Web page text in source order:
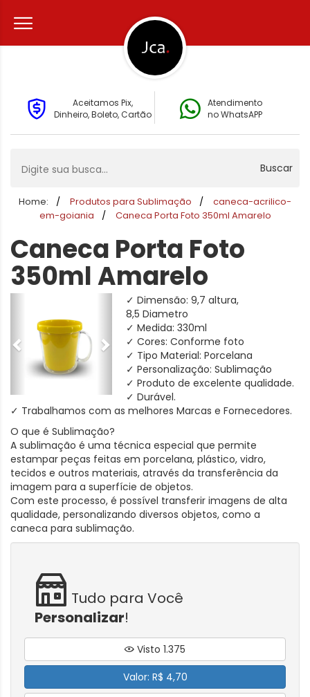
Aceitamos Pix,
Dinheiro, Boleto, Cartão
Atendimento
no WhatsAPP
Buscar
Home: Produtos para Sublimação
caneca-acrilico-
em-goiania
Caneca Porta Foto 350ml Amarelo
Caneca Porta Foto
350ml Amarelo
✓ Dimensão: 9,7 altura,
8,5 Diametro
✓ Medida: 330ml
✓ Cores: Conforme foto
✓ Tipo Material: Porcelana
✓ Personalização: Sublimação
✓ Produto de excelente qualidade.
✓ Durável.
✓ Trabalhamos com as melhores Marcas e Fornecedores.
O que é Sublimação?
A sublimação é uma técnica especial que permite
estampar peças feitas em porcelana, plástico, vidro,
tecidos e outros materiais, através da transferência da
imagem para a superfície de objetos.
Com este processo, é possível transferir imagens de alta
qualidade, personalizando diversos objetos, como a
caneca para sublimação.
Tudo para Você
Personalizar!
Visto 1.375
Valor: R$ 4,70